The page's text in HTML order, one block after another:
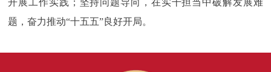
题，奋力推动“十五五”良好开局。